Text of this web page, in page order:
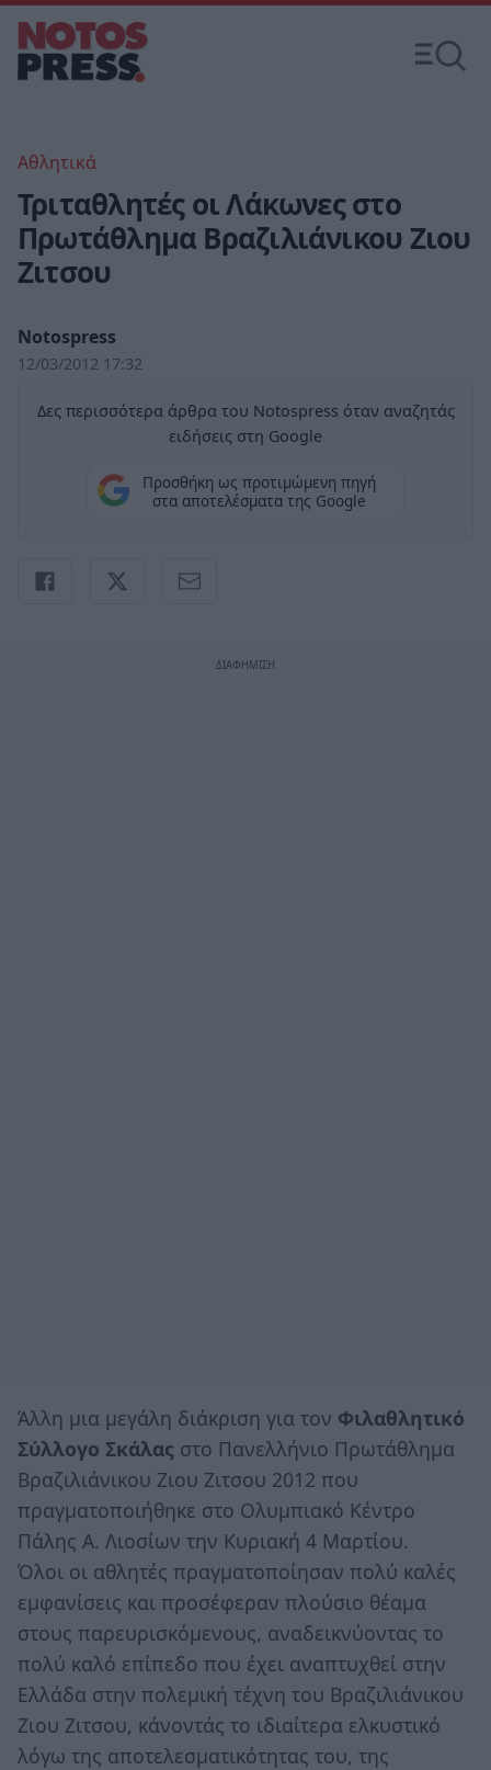
Αθλητικά
Τριταθλητές οι Λάκωνες στο
Πρωτάθλημα Βραζιλιάνικου Ζιου
Ζιτσου
Notospress
12/03/2012 17:32
Δες περισσότερα άρθρα του Notospress όταν αναζητάς
ειδήσεις στη Google
Προσθήκη ως προτιμώμενη πηγή
στα αποτελέσματα της Google
Άλλη μια μεγάλη διάκριση για τον Φιλαθλητικό
Σύλλογο Σκάλας στο Πανελλήνιο Πρωτάθλημα
Βραζιλιάνικου Ζιου Ζιτσου 2012 που
πραγματοποιήθηκε στο Ολυμπιακό Κέντρο
Πάλης Α. Λιοσίων την Κυριακή 4 Μαρτίου.
Όλοι οι αθλητές πραγματοποίησαν πολύ καλές
εμφανίσεις και προσέφεραν πλούσιο θέαμα
στους παρευρισκόμενους, αναδεικνύοντας το
πολύ καλό επίπεδο που έχει αναπτυχθεί στην
Ελλάδα στην πολεμική τέχνη του Βραζιλιάνικου
Ζιου Ζιτσου, κάνοντάς το ιδιαίτερα ελκυστικό
λόγω της αποτελεσματικότητας του, της